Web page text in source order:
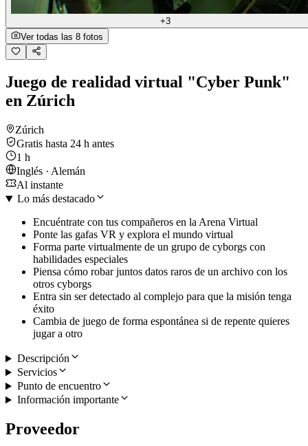
+3
Ver todas las 8 fotos
Juego de realidad virtual "Cyber Punk"
en Zúrich
Zúrich
Gratis hasta 24 h antes
1 h
Inglés · Alemán
Al instante
Lo más destacado
Encuéntrate con tus compañeros en la Arena Virtual
Ponte las gafas VR y explora el mundo virtual
Forma parte virtualmente de un grupo de cyborgs con
habilidades especiales
Piensa cómo robar juntos datos raros de un archivo con los
otros cyborgs
Entra sin ser detectado al complejo para que la misión tenga
éxito
Cambia de juego de forma espontánea si de repente quieres
jugar a otro
Descripción
Servicios
Punto de encuentro
Información importante
Proveedor